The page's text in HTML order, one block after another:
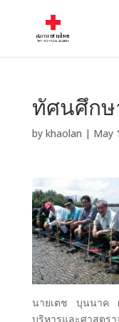
ทัศนศึกษ
by khaolan | May
นายเตช บุนนาค ผู้
บริหารและศาสตร